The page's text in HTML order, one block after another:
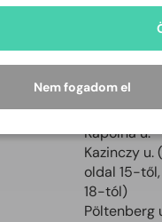
Vasárnap
Bánom u.
Csendes u.
Kápolna u.
Kazinczy u.
oldal 15-
18-tól)
Pöltenberg
Nem fogadom el